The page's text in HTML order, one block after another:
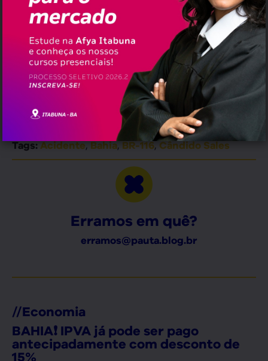
De acordo com a Polícia Rodoviária
Federal, as quatro pessoas morreram
ainda no local do acidente. A equipe da
PRF permanece no local organizando o
tráfego de veículos.
Facebook
Twitter
EmailWhatsApp
Tags:Acidente,Bahia,BR-116,Cândido Sales
Erramos em quê?
erramos@pauta.blog.br
//Economia
BAHIA❗ IPVA já pode ser pago
antecipadamente com desconto de
15%